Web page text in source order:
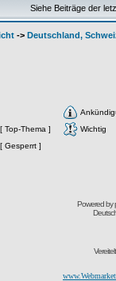
Siehe Beiträge der
-> Deutschland,
Top-Thema ]
Wichtig
Gesperrt ]
Powered by